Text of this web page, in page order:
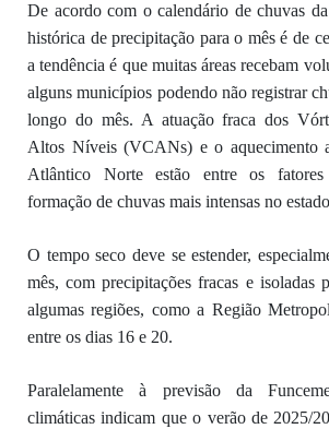
De acordo com o calendário de chuvas
histórica de precipitação para o mês é de
a tendência é que muitas áreas recebam
alguns municípios podendo não registrar
longo do mês. A atuação fraca dos
Altos Níveis (VCANs) e o aquecimento
Atlântico Norte estão entre os
formação de chuvas mais intensas no
O tempo seco deve se estender,
mês, com precipitações fracas e isoladas
algumas regiões, como a Região
entre os dias 16 e 20.
Paralelamente à previsão da
climáticas indicam que o verão de 2025/